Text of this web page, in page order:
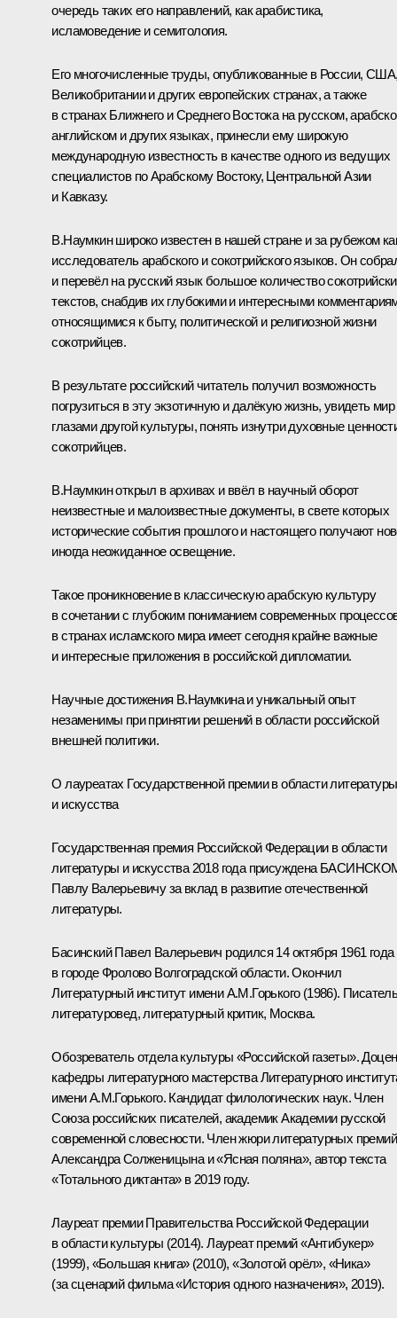
очередь таких его направлений, как арабистика,
исламоведение и семитология.
Его многочисленные труды, опубликованные в России,
Великобритании и других европейских странах, а также
в странах Ближнего и Среднего Востока на русском,
английском и других языках, принесли ему широкую
международную известность в качестве одного из ведущих
специалистов по Арабскому Востоку, Центральной Азии
и Кавказу.
В.Наумкин широко известен в нашей стране и за рубежом
исследователь арабского и сокотрийского языков. Он
и перевёл на русский язык большое количество
текстов, снабдив их глубокими и интересными
относящимися к быту, политической и религиозной жизни
сокотрийцев.
В результате российский читатель получил возможность
погрузиться в эту экзотичную и далёкую жизнь, увидеть мир
глазами другой культуры, понять изнутри духовные
сокотрийцев.
В.Наумкин открыл в архивах и ввёл в научный оборот
неизвестные и малоизвестные документы, в свете которых
исторические события прошлого и настоящего получают
иногда неожиданное освещение.
Такое проникновение в классическую арабскую культуру
в сочетании с глубоким пониманием современных
в странах исламского мира имеет сегодня крайне важные
и интересные приложения в российской дипломатии.
Научные достижения В.Наумкина и уникальный опыт
незаменимы при принятии решений в области российской
внешней политики.
О лауреатах Государственной премии в области литературы
и искусства
Государственная премия Российской Федерации в области
литературы и искусства 2018 года присуждена
Павлу Валерьевичу за вклад в развитие отечественной
литературы.
Басинский Павел Валерьевич родился 14 октября 1961 года
в городе Фролово Волгоградской области. Окончил
Литературный институт имени А.М.Горького (1986).
литературовед, литературный критик, Москва.
Обозреватель отдела культуры «Российской газеты».
кафедры литературного мастерства Литературного
имени А.М.Горького. Кандидат филологических наук. Член
Союза российских писателей, академик Академии русской
современной словесности. Член жюри литературных премий
Александра Солженицына и «Ясная поляна», автор текста
«Тотального диктанта» в 2019 году.
Лауреат премии Правительства Российской Федерации
в области культуры (2014). Лауреат премий «Антибукер»
(1999), «Большая книга» (2010), «Золотой орёл», «Ника»
(за сценарий фильма «История одного назначения», 2019).